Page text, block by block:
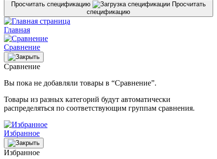
Просчитать спецификацию
Просчитать
спецификацию
Главная
Сравнение
Сравнение
Вы пока не добавляли товары в “Сравнение”.
Товары из разных категорий будут автоматически
распределяться по соответствующим группам сравнения.
Избранное
Избранное